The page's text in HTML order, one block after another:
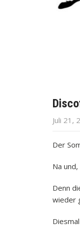
Juli 21,
Der
Na
Denn
wieder